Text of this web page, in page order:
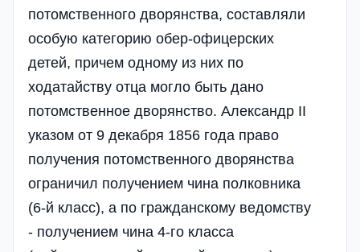
потомственного дворянства, составляли
особую категорию обер-офицерских
детей, причем одному из них по
ходатайству отца могло быть дано
потомственное дворянство. Александр II
указом от 9 декабря 1856 года право
получения потомственного дворянства
ограничил получением чина полковника
(6-й класс), а по гражданскому ведомству
- получением чина 4-го класса